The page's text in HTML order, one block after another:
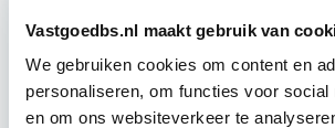
Vastgoedbs.nl maakt gebruik van
We gebruiken cookies om content en
personaliseren, om functies voor social
en om ons websiteverkeer te
Circulair